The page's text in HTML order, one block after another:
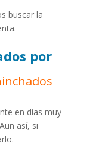
buscar la
por
en días muy
así, si